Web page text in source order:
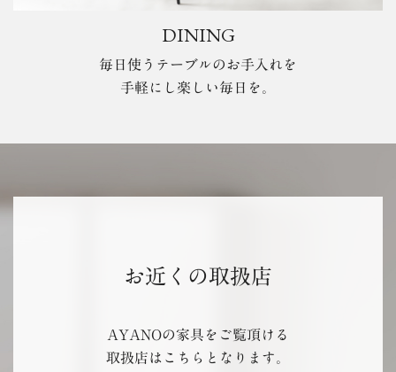
DINING
毎日使うテーブルのお手入れを
手軽にし楽しい毎日を。
お近くの取扱店
AYANOの家具をご覧頂ける
取扱店はこちらとなります。